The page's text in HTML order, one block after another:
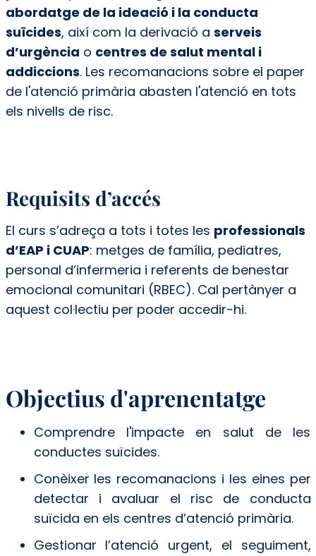
abordatge de la ideació i la conducta
suïcides, així com la derivació a serveis
d’urgència o centres de salut mental i
addiccions. Les recomanacions sobre el paper
de l'atenció primària abasten l'atenció en tots
els nivells de risc.
Requisits d’accés
El curs s’adreça a tots i totes les professionals
d’EAP i CUAP: metges de família, pediatres,
personal d’infermeria i referents de benestar
emocional comunitari (RBEC).Cal pertànyer a
aquest col·lectiu per poder accedir-hi.
Objectius d'aprenentatge
Comprendre l'impacte en salut de les
conductes suïcides.
Conèixer les recomanacions i les eines per
detectar i avaluar el risc de conducta
suïcida en els centres d’atenció primària.
Gestionar l’atenció urgent, el seguiment,